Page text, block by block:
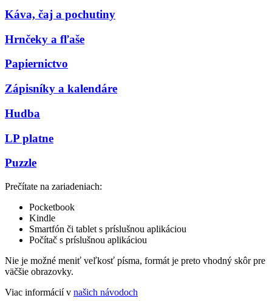
Káva, čaj a pochutiny
Hrnčeky a fľaše
Papiernictvo
Zápisníky a kalendáre
Hudba
LP platne
Puzzle
Prečítate na zariadeniach:
Pocketbook
Kindle
Smartfón či tablet s príslušnou aplikáciou
Počítač s príslušnou aplikáciou
Nie je možné meniť veľkosť písma, formát je preto vhodný skôr pre
väčšie obrazovky.
Viac informácií v našich návodoch